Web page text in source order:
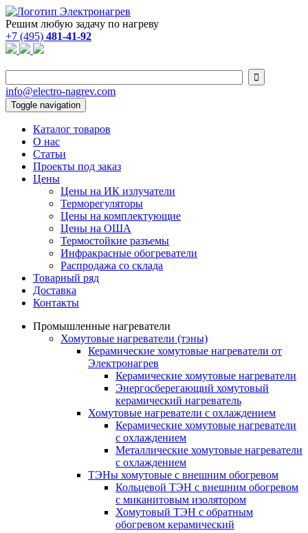
Решим любую задачу по нагреву
+7 (495) 481-41-92

info@electro-nagrev.com
Toggle navigation
Каталог товаров
О нас
Статьи
Проекты под заказ
Цены
Цены на ИК излучатели
Терморегуляторы
Цены на комплектующие
Цены на ОША
Термостойкие разъемы
Инфракрасные обогреватели
Распродажа со склада
Товарный ряд
Доставка
Контакты
Промышленные нагреватели
Хомутовые нагреватели (тэны)
Керамические хомутовые нагреватели от
Электронагрев
Керамические хомутовые нагреватели
Энергосберегающий хомутовый
керамический нагреватель
Хомутовые нагреватели с охлаждением
Керамические хомутовые нагреватели
с охлаждением
Металлические хомутовые нагреватели
с охлаждением
ТЭНы хомутовые с внешним обогревом
Кольцевой ТЭН с внешним обогревом
с миканитовым изолятором
Хомутовый ТЭН с обратным
обогревом керамический